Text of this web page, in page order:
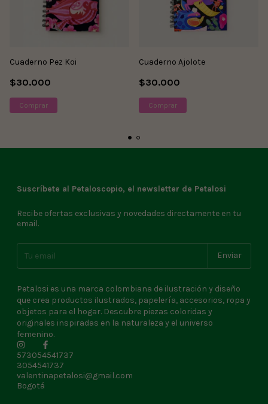
Cuaderno Pez Koi
$30.000
Cuaderno Ajolote
$30.000
Suscríbete al Petaloscopio, el newsletter de Petalosi
Recibe ofertas exclusivas y novedades directamente en tu
email.
Petalosi es una marca colombiana de ilustración y diseño
que crea productos ilustrados, papelería, accesorios, ropa y
objetos para el hogar. Descubre piezas coloridas y
originales inspiradas en la naturaleza y el universo
femenino.
573054541737
3054541737
valentinapetalosi@gmail.com
Bogotá